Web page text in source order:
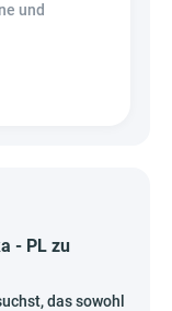
und
- PL zu
das sowohl